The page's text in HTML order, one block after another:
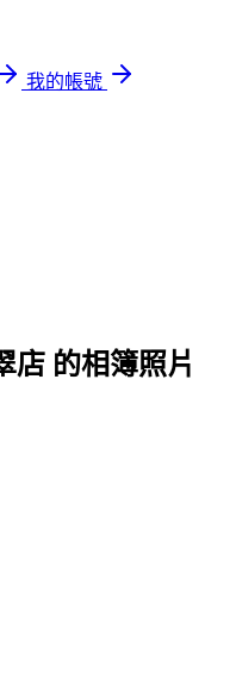
我的帳號
店 的相簿照片